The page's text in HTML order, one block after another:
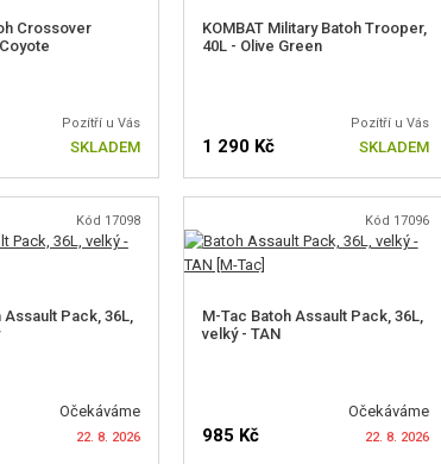
Crossover
Pozítří u Vás
SKLADEM
KOMBAT Military Batoh Trooper,
40L - Olive Green
Pozítří u Vás
1 290 Kč SKLADEM
Kód 17098
Assault Pack, 36L,
Očekáváme
22. 8. 2026
Kód 17096
M-Tac Batoh Assault Pack, 36L,
velký - TAN
Očekáváme
985 Kč 22. 8. 2026